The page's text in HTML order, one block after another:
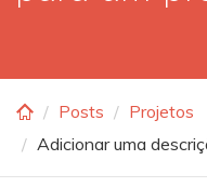
Posts
Projetos
Adicionar uma